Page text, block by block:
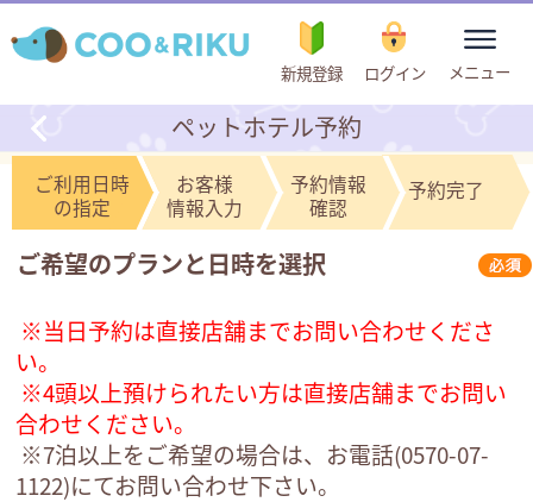
新規登録 ログイン
toggle
メニュー
ペットホテル予約
ご利用日時
の指定
お客様
情報入力
予約情報
確認
予約完了
ご希望のプランと日時を選択
※当日予約は直接店舗までお問い合わせくださ
い。
※4頭以上預けられたい方は直接店舗までお問い
合わせください。
※7泊以上をご希望の場合は、お電話(0570-07-
1122)にてお問い合わせ下さい。